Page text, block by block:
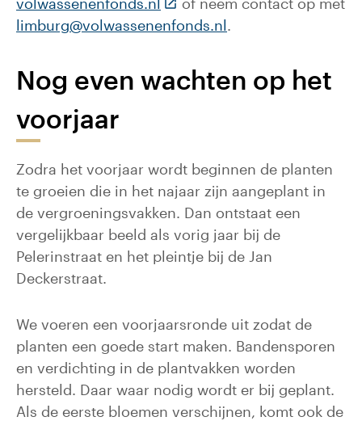
limburg@volwassenenfonds.nl.
Nog even wachten op het
voorjaar
Zodra het voorjaar wordt beginnen de planten
te groeien die in het najaar zijn aangeplant in
de vergroeningsvakken. Dan ontstaat een
vergelijkbaar beeld als vorig jaar bij de
Pelerinstraat en het pleintje bij de Jan
Deckerstraat.
We voeren een voorjaarsronde uit zodat de
planten een goede start maken. Bandensporen
en verdichting in de plantvakken worden
hersteld. Daar waar nodig wordt er bij geplant.
Als de eerste bloemen verschijnen, komt ook de